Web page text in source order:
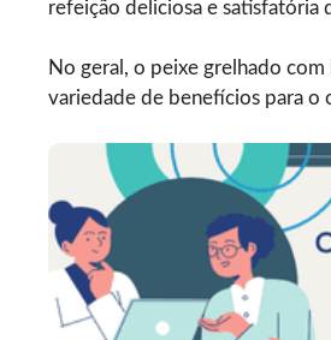
refeição deliciosa e satisfatória
No geral, o peixe grelhado
variedade de benefícios para o